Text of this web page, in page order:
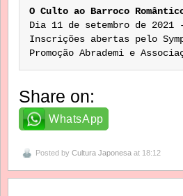
O Culto ao Barroco
Dia 11 de setembro de
Inscrições abertas pelo
Promoção Abrademi e
Share on:
WhatsApp
Posted by Cultura Japonesa at 18:12